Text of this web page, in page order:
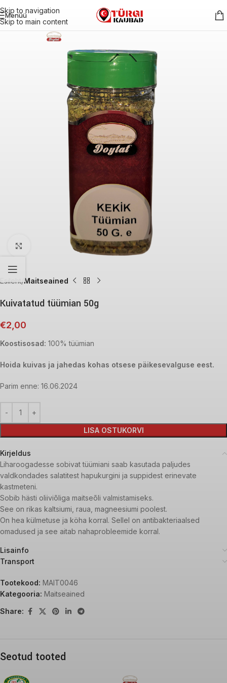
Skip to navigation
Skip to main content
Menüü
Click to enlarge
Esileht Maitseained
Kuivatatud tüümian 50g
€2,00
Koostisosad: 100% tüümian
Hoida kuivas ja jahedas kohas otsese päikesevalguse eest.
Parim enne: 16.06.2024
LISA OSTUKORVI
Kirjeldus
Liharoogadesse sobivat tüümiani saab kasutada paljudes
valdkondades salatitest hapukurgini ja suppidest erinevate
kastmeteni.
Sobib hästi oliiviõliga maitseõli valmistamiseks.
See on rikas kaltsiumi, raua, magneesiumi poolest.
On hea külmetuse ja köha korral. Sellel on antibakteriaalsed
omadused ja see aitab nahaprobleemide korral.
Lisainfo
Transport
Tootekood: MAIT0046
Kategooria: Maitseained
Share:
Seotud tooted